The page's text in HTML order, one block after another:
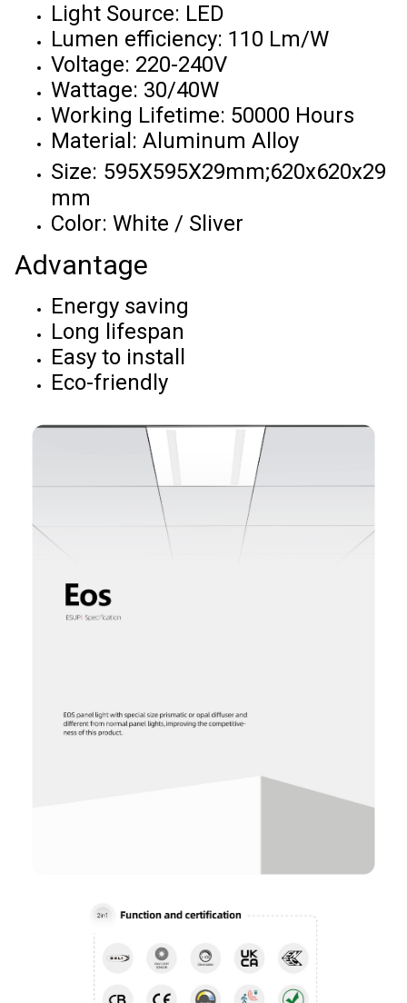
Light Source: LED
Lumen efficiency: 110 Lm/W
Voltage: 220-240V
Wattage: 30/40W
Working Lifetime: 50000 Hours
Material: Aluminum Alloy
Size: 595X595X29mm;620x620x29
mm
Color: White / Sliver
Advantage
Energy saving
Long lifespan
Easy to install
Eco-friendly